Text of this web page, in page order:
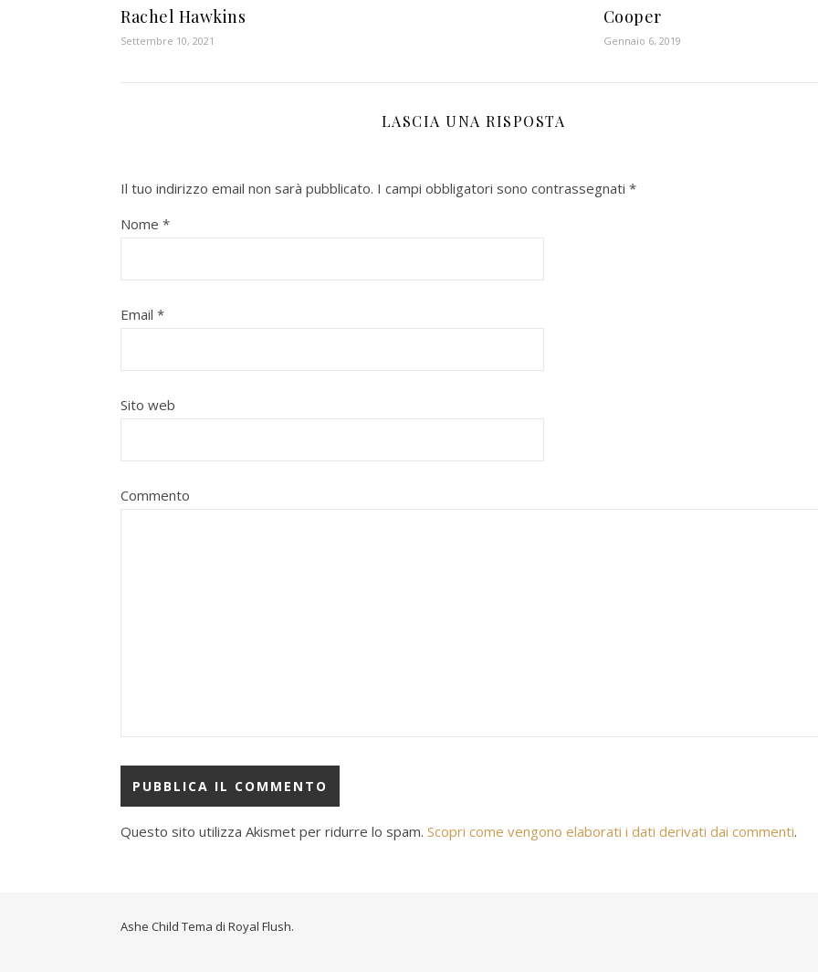
Rachel Hawkins
Settembre 10, 2021
Cooper
Gennaio 6, 2019
LASCIA UNA RISPOSTA
Il tuo indirizzo email non sarà pubblicato. I campi obbligatori sono contrassegnati *
Nome *
Email *
Sito web
Commento
Questo sito utilizza Akismet per ridurre lo spam. Scopri come vengono elaborati i dati derivati dai commenti.
Ashe Child Tema di Royal Flush.